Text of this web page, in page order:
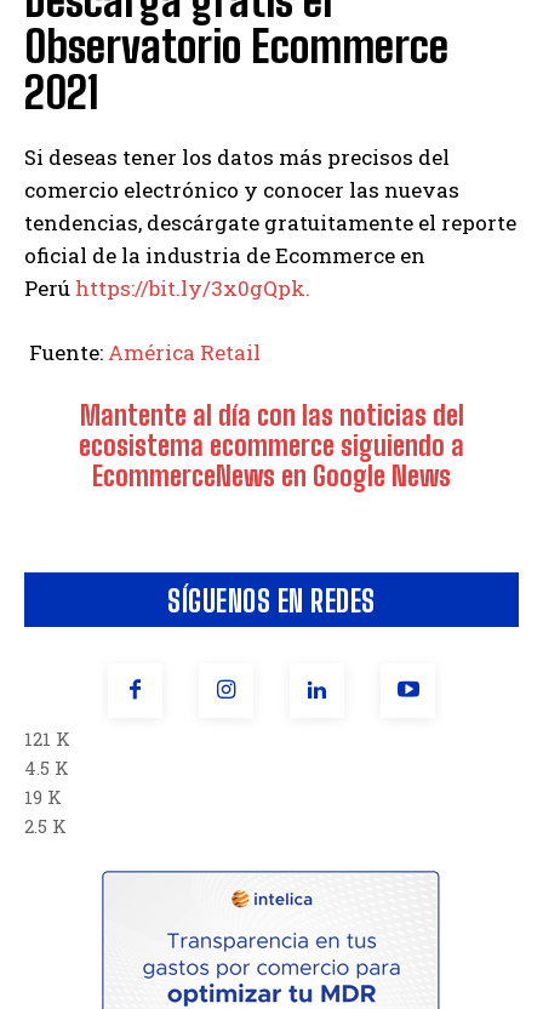
SÍGUENOS EN REDES
121 K
4.5 K
19 K
2.5 K
Observatorio Ecommerce
2021
Si deseas tener los datos más precisos del
comercio electrónico y conocer las nuevas
tendencias, descárgate gratuitamente el reporte
oficial de la industria de Ecommerce en
Perú https://bit.ly/3x0gQpk.
Fuente: América Retail
Mantente al día con las noticias del
ecosistema ecommerce siguiendo a
EcommerceNews en Google News